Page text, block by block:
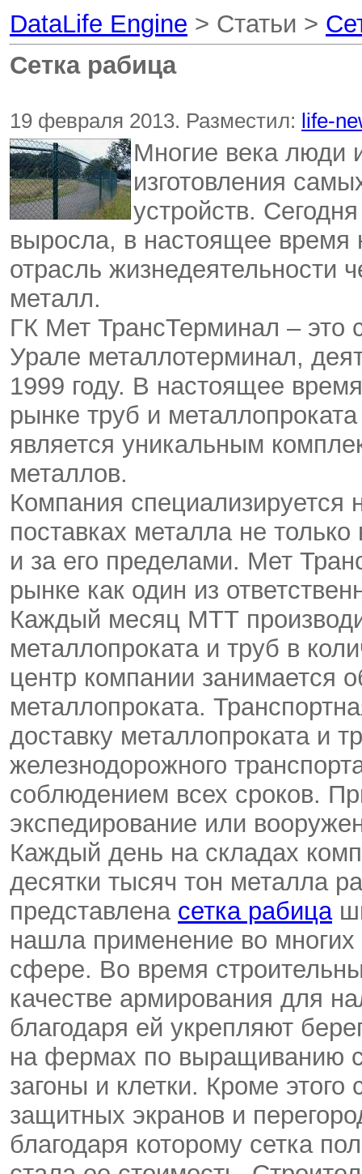
DataLife Engine > Статьи >
Сетка рабица
19 февраля 2013. Разместил: life-
Многие века люди
изготовления
устройств.
выросла, в настоящее время
отрасль жизнедеятельности
металл.
ГК Мет ТрансТерминал – это
Урале металлотерминал,
1999 году. В настоящее
рынке труб и
является уникальным
металлов.
Компания специализируется
поставках металла не
и за его пределами. Мет
рынке как один из
Каждый месяц МТТ
металлопроката и труб в
центр компании занимается
металлопроката.
доставку металлопроката и
железнодорожного
соблюдением всех сроков.
экспедирование или
Каждый день на складах
десятки тысяч тон металла
представлена сетка рабица
нашла применение во многих
сфере. Во время
качестве армирования для
благодаря ей укрепляют
на фермах по выращиванию
загоны и клетки. Кроме
защитных экранов и
благодаря которому сетка